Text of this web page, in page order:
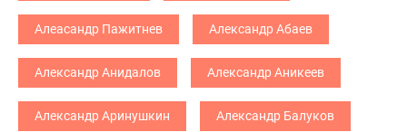
Алеасандр Пажитнев Александр Абаев
Александр Анидалов Александр Аникеев
Александр Аринушкин Александр Балуков